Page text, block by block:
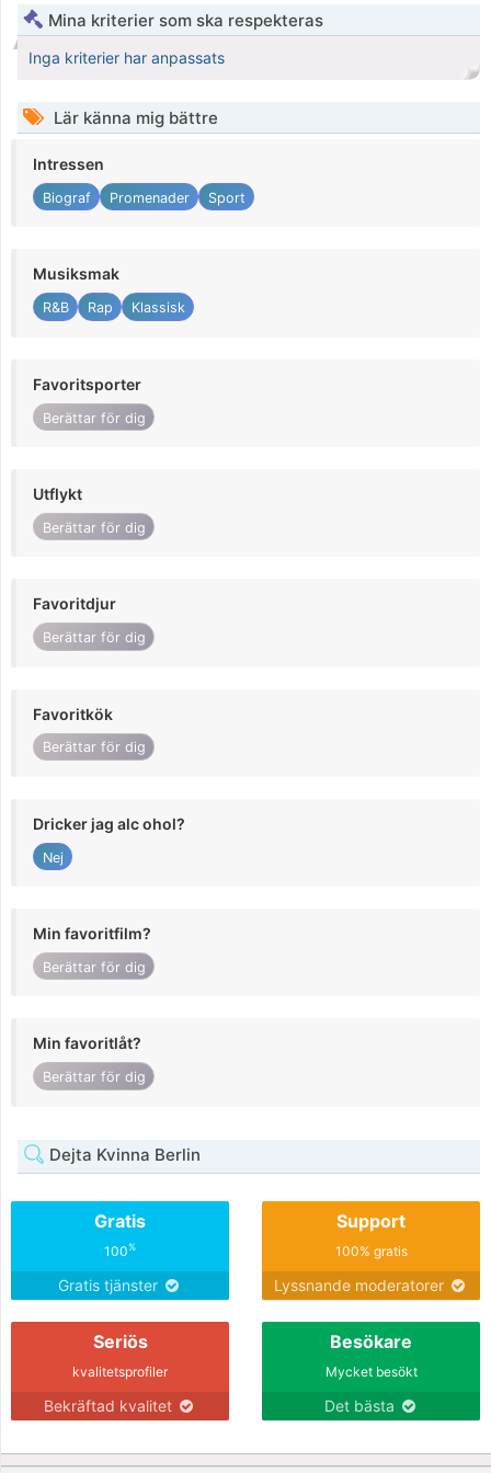
Mina kriterier som ska respekteras
Inga kriterier har anpassats
Lär känna mig bättre
Intressen
Biograf Promenader Sport
Musiksmak
R&B Rap Klassisk
Favoritsporter
Berättar för dig
Utflykt
Berättar för dig
Favoritdjur
Berättar för dig
Favoritkök
Berättar för dig
Dricker jag alc ohol?
Nej
Min favoritfilm?
Berättar för dig
Min favoritlåt?
Berättar för dig
Dejta Kvinna Berlin
Gratis
100%
Gratis tjänster
Support
100% gratis
Lyssnande moderatorer
Seriös
kvalitetsprofiler
Bekräftad kvalitet
Besökare
Mycket besökt
Det bästa